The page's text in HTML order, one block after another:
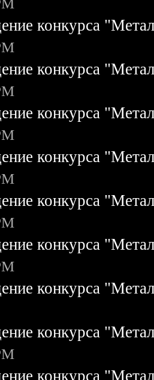
конкурса
конкурса
конкурса
конкурса
конкурса
конкурса
конкурса
конкурса
конкурса